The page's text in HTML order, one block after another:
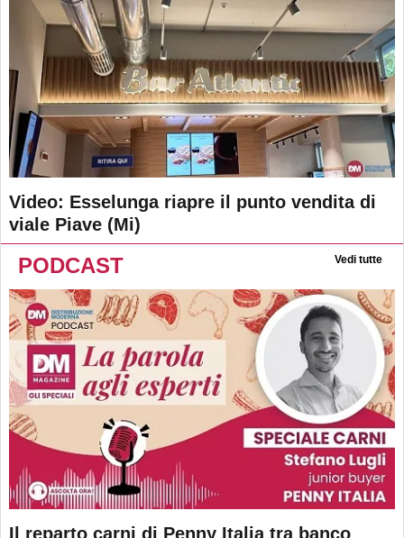
Video: Esselunga riapre il punto vendita di
viale Piave (Mi)
PODCAST Vedi tutte
Il reparto carni di Penny Italia tra banco